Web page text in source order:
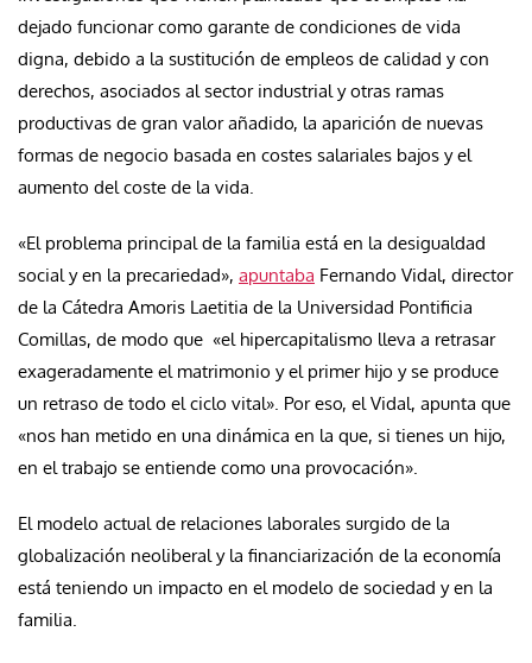
dejado funcionar como garante de condiciones de vida
digna, debido a la sustitución de empleos de calidad y con
derechos, asociados al sector industrial y otras ramas
productivas de gran valor añadido, la aparición de nuevas
formas de negocio basada en costes salariales bajos y el
aumento del coste de la vida.
«El problema principal de la familia está en la desigualdad
social y en la precariedad», apuntaba Fernando Vidal, director
de la Cátedra Amoris Laetitia de la Universidad Pontificia
Comillas, de modo que «el hipercapitalismo lleva a retrasar
exageradamente el matrimonio y el primer hijo y se produce
un retraso de todo el ciclo vital». Por eso, el Vidal, apunta que
«nos han metido en una dinámica en la que, si tienes un hijo,
en el trabajo se entiende como una provocación».
El modelo actual de relaciones laborales surgido de la
globalización neoliberal y la financiarización de la economía
está teniendo un impacto en el modelo de sociedad y en la
familia.